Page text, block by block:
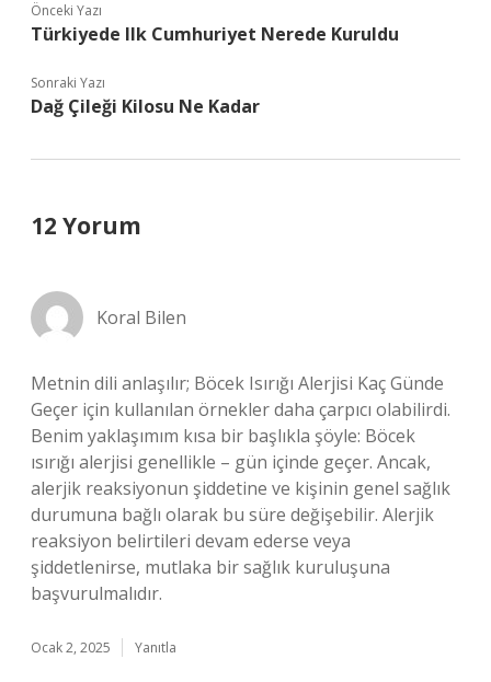
Önceki Yazı
Türkiyede Ilk Cumhuriyet Nerede Kuruldu
Sonraki Yazı
Dağ Çileği Kilosu Ne Kadar
12 Yorum
Koral Bilen
Metnin dili anlaşılır; Böcek Isırığı Alerjisi Kaç Günde
Geçer için kullanılan örnekler daha çarpıcı olabilirdi.
Benim yaklaşımım kısa bir başlıkla şöyle: Böcek
ısırığı alerjisi genellikle – gün içinde geçer. Ancak,
alerjik reaksiyonun şiddetine ve kişinin genel sağlık
durumuna bağlı olarak bu süre değişebilir. Alerjik
reaksiyon belirtileri devam ederse veya
şiddetlenirse, mutlaka bir sağlık kuruluşuna
başvurulmalıdır.
Ocak 2, 2025 Yanıtla